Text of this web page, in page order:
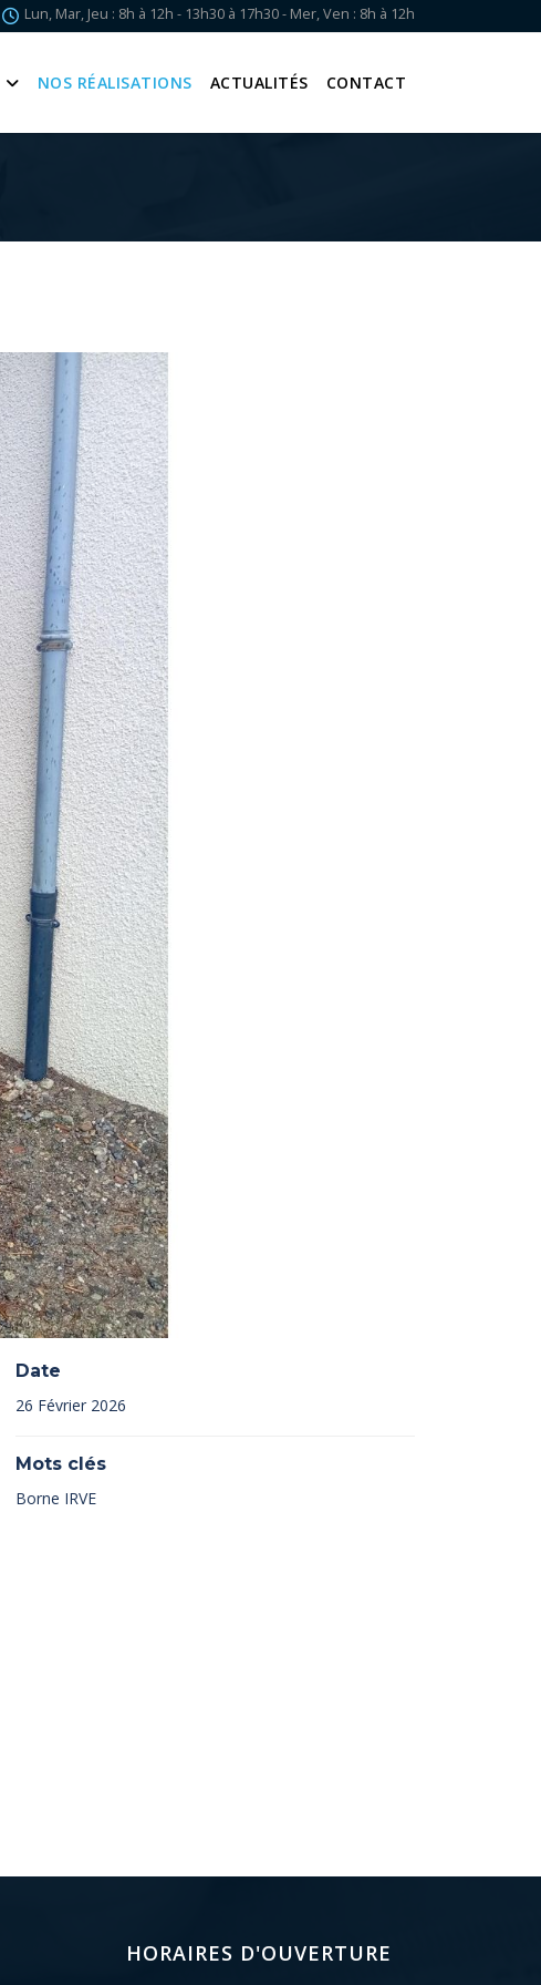
Lun, Mar, Jeu : 8h à 12h - 13h30 à 17h30 - Mer, Ven : 8h à 12h
NOS RÉALISATIONS ACTUALITÉS CONTACT
Date
26 Février 2026
Mots clés
Borne IRVE
HORAIRES D'OUVERTURE